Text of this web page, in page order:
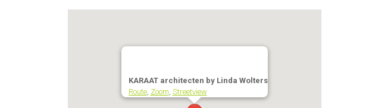
KARAAT architecten by Linda Wolters
Route, Zoom Streetview